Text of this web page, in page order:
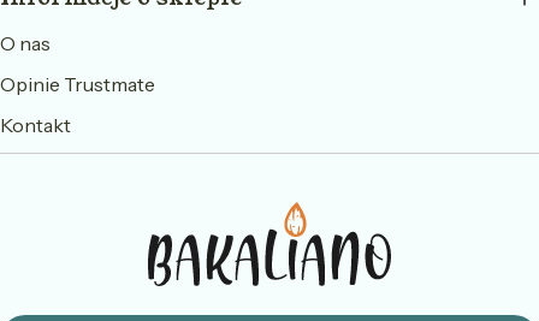
O nas
Opinie Trustmate
Kontakt